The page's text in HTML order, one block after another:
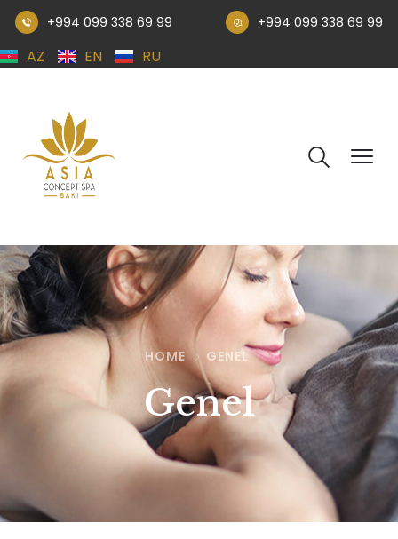
+994 099 338 69 99 +994 099 338 69 99
AZ EN RU
HOME GENEL
Genel